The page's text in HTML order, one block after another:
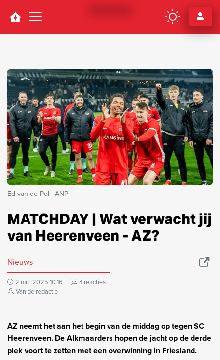
Navigation
Ed van de Pol - ANP
MATCHDAY | Wat verwacht jij
van Heerenveen - AZ?
Nieuws
2 mrt. 2025 10:16
4 reacties
Van de redactie
AZ neemt het aan het begin van de middag op tegen SC
Heerenveen. De Alkmaarders hopen de jacht op de derde
plek voort te zetten met een overwinning in Friesland.